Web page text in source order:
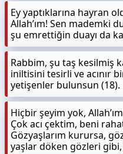
Ey yaptıklarına hayran
Allah’ım! Sen mademki
şu emrettiğin duayı da
Rabbim, şu taş kesilmiş
iniltisini tesirli ve acınır
yetişenler bulunsun (18).
Hiçbir şeyim yok,
Çok acı çektim, beni
Gözyaşlarım kurursa,
yaşlar döken gözleri gibi,